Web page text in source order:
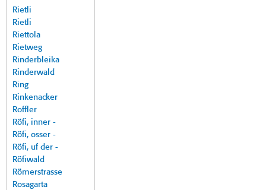
Rietli
Rietli
Riettola
Rietweg
Rinderbleika
Rinderwald
Ring
Rinkenacker
Roffler
Röfi, inner -
Röfi, osser -
Röfi, uf der -
Röfiwald
Römerstrasse
Rosagarta